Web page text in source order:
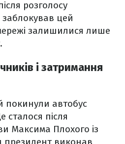
розголосу
заблокував цей
залишилися лише
і затримання
покинули автобус
сталося після
Максима Плохого із
президент виконав